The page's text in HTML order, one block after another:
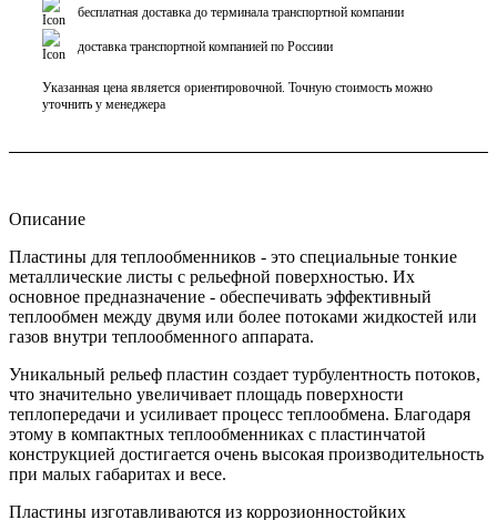
бесплатная доставка до терминала транспортной компании
доставка транспортной компанией по Россиии
Указанная цена является ориентировочной. Точную стоимость можно
уточнить у менеджера
Описание
Пластины для теплообменников - это специальные тонкие
металлические листы с рельефной поверхностью. Их
основное предназначение - обеспечивать эффективный
теплообмен между двумя или более потоками жидкостей или
газов внутри теплообменного аппарата.
Уникальный рельеф пластин создает турбулентность потоков,
что значительно увеличивает площадь поверхности
теплопередачи и усиливает процесс теплообмена. Благодаря
этому в компактных теплообменниках с пластинчатой
конструкцией достигается очень высокая производительность
при малых габаритах и весе.
Пластины изготавливаются из коррозионностойких